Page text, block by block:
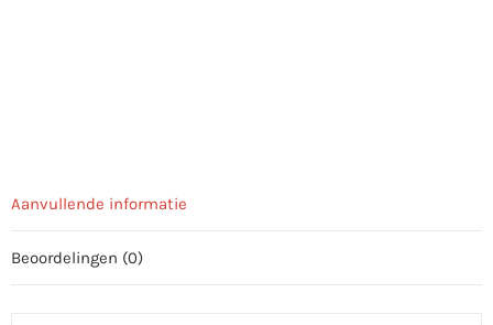
Aanvullende informatie
Beoordelingen (0)